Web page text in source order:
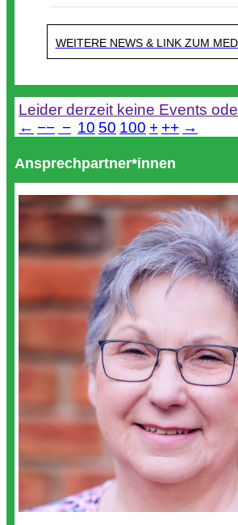
WEITERE NEWS & LINK ZUM
Leider derzeit keine Events
← −− − 10 50 100 + ++ →
Ansprechpartner*innen